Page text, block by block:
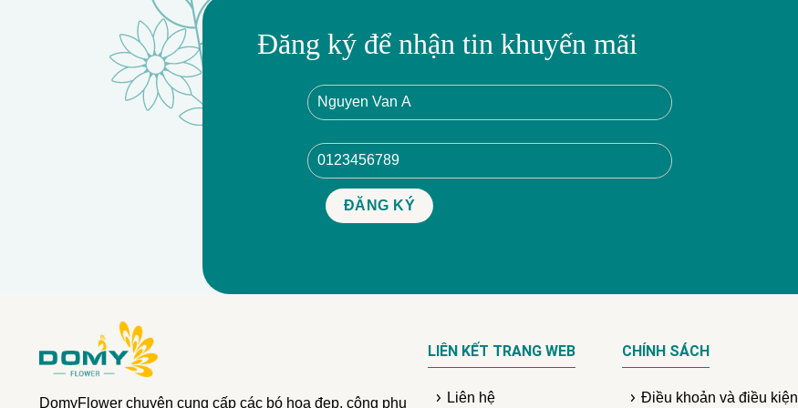
Đăng ký để nhận tin khuyến mãi
DomyFlower chuyên cung cấp các bó hoa đẹp, công phu
LIÊN KẾT TRANG WEB
Liên hệ
CHÍNH SÁCH
Điều khoản và điều kiện